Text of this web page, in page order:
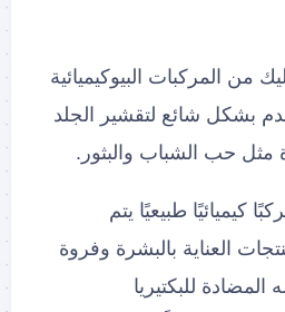
من المركبات البيوكيميائية
بشكل شائع لتقشير الجلد
حب الشباب والبثور.
كيميائيًا طبيعيًا يتم
العناية بالبشرة وفروة
للبكتيريا